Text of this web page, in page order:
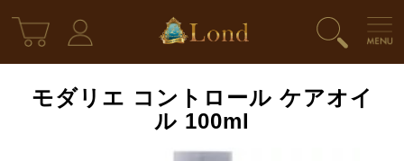
モダリエ コントロール ケアオイ
ル 100ml